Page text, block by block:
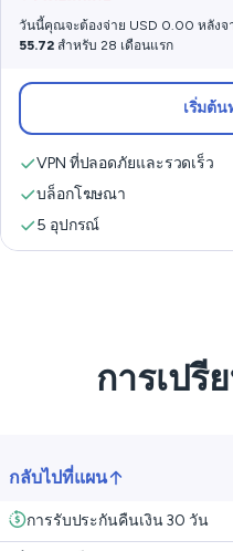
วันนี้คุณจะต้องจ่าย USD 0.00 หลังจ
55.72 สำหรับ 28 เดือนแรก
เริ่มต้
VPN ที่ปลอดภัยและรวดเร็ว
บล็อกโฆษณา
5 อุปกรณ์
การเปรี
กลับไปที่แผน
การรับประกันคืนเงิน 30 วัน